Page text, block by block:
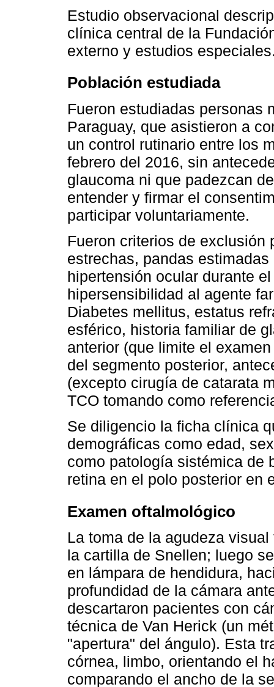
Estudio observacional
clínica central de la
externo y estudios
Población estudiada
Fueron estudiadas personas
Paraguay, que asistieron a
un control rutinario entre los
febrero del 2016, sin
glaucoma ni que padezcan
entender y firmar el
participar voluntariamente.
Fueron criterios de exclusión
estrechas, pandas
hipertensión ocular durante
hipersensibilidad al agente
Diabetes mellitus, estatus
esférico, historia familiar de
anterior (que limite el
del segmento posterior,
(excepto cirugía de catarata
TCO tomando como
Se diligencio la ficha clínica
demográficas como edad,
como patología sistémica de
retina en el polo posterior en
Examen oftalmológico
La toma de la agudeza
la cartilla de Snellen; luego
en lámpara de hendidura,
profundidad de la cámara
descartaron pacientes con
técnica de Van Herick (un
"apertura" del ángulo). Esta
córnea, limbo, orientando el
comparando el ancho de la